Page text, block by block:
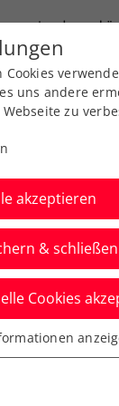
Services
uns andere
zu
akzeptieren
& schließen
Cookies
grundlegende
gewährleistet,